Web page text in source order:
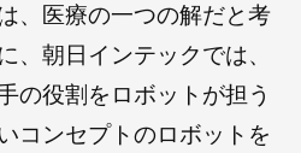
、医療の一つの解だと考
、朝日インテックでは、
の役割をロボットが担う
コンセプトのロボットを